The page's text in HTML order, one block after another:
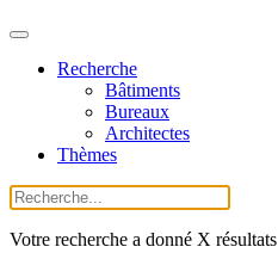
Recherche
Bâtiments
Bureaux
Architectes
Thèmes
Votre recherche a donné X résultats